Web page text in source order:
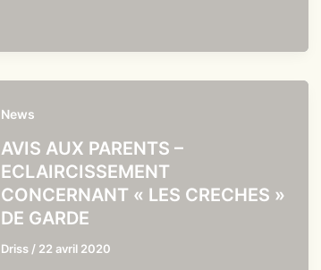
News
AVIS AUX PARENTS –
ECLAIRCISSEMENT
CONCERNANT « LES CRECHES »
DE GARDE
Driss / 22 avril 2020